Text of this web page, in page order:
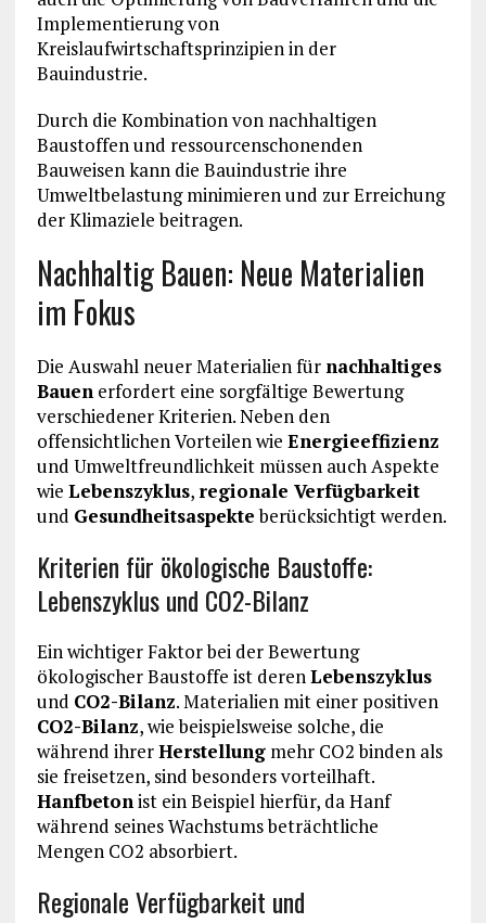
Implementierung von
Kreislaufwirtschaftsprinzipien in der
Bauindustrie.
Durch die Kombination von nachhaltigen
Baustoffen und ressourcenschonenden
Bauweisen kann die Bauindustrie ihre
Umweltbelastung minimieren und zur Erreichung
der Klimaziele beitragen.
Nachhaltig Bauen: Neue Materialien
im Fokus
Die Auswahl neuer Materialien für nachhaltiges
Bauenerfordert eine sorgfältige Bewertung
verschiedener Kriterien. Neben den
offensichtlichen Vorteilen wie Energieeffizienz
und Umweltfreundlichkeit müssen auch Aspekte
wie Lebenszyklus, regionale Verfügbarkeit
und Gesundheitsaspekteberücksichtigt werden.
Kriterien für ökologische Baustoffe:
Lebenszyklus und CO2-Bilanz
Ein wichtiger Faktor bei der Bewertung
ökologischer Baustoffe ist derenLebenszyklus
und CO2-Bilanz. Materialien mit einer positiven
CO2-Bilanz, wie beispielsweise solche, die
während ihrerHerstellungmehr CO2 binden als
sie freisetzen, sind besonders vorteilhaft.
Hanfbetonist ein Beispiel hierfür, da Hanf
während seines Wachstums beträchtliche
Mengen CO2 absorbiert.
Regionale Verfügbarkeit und